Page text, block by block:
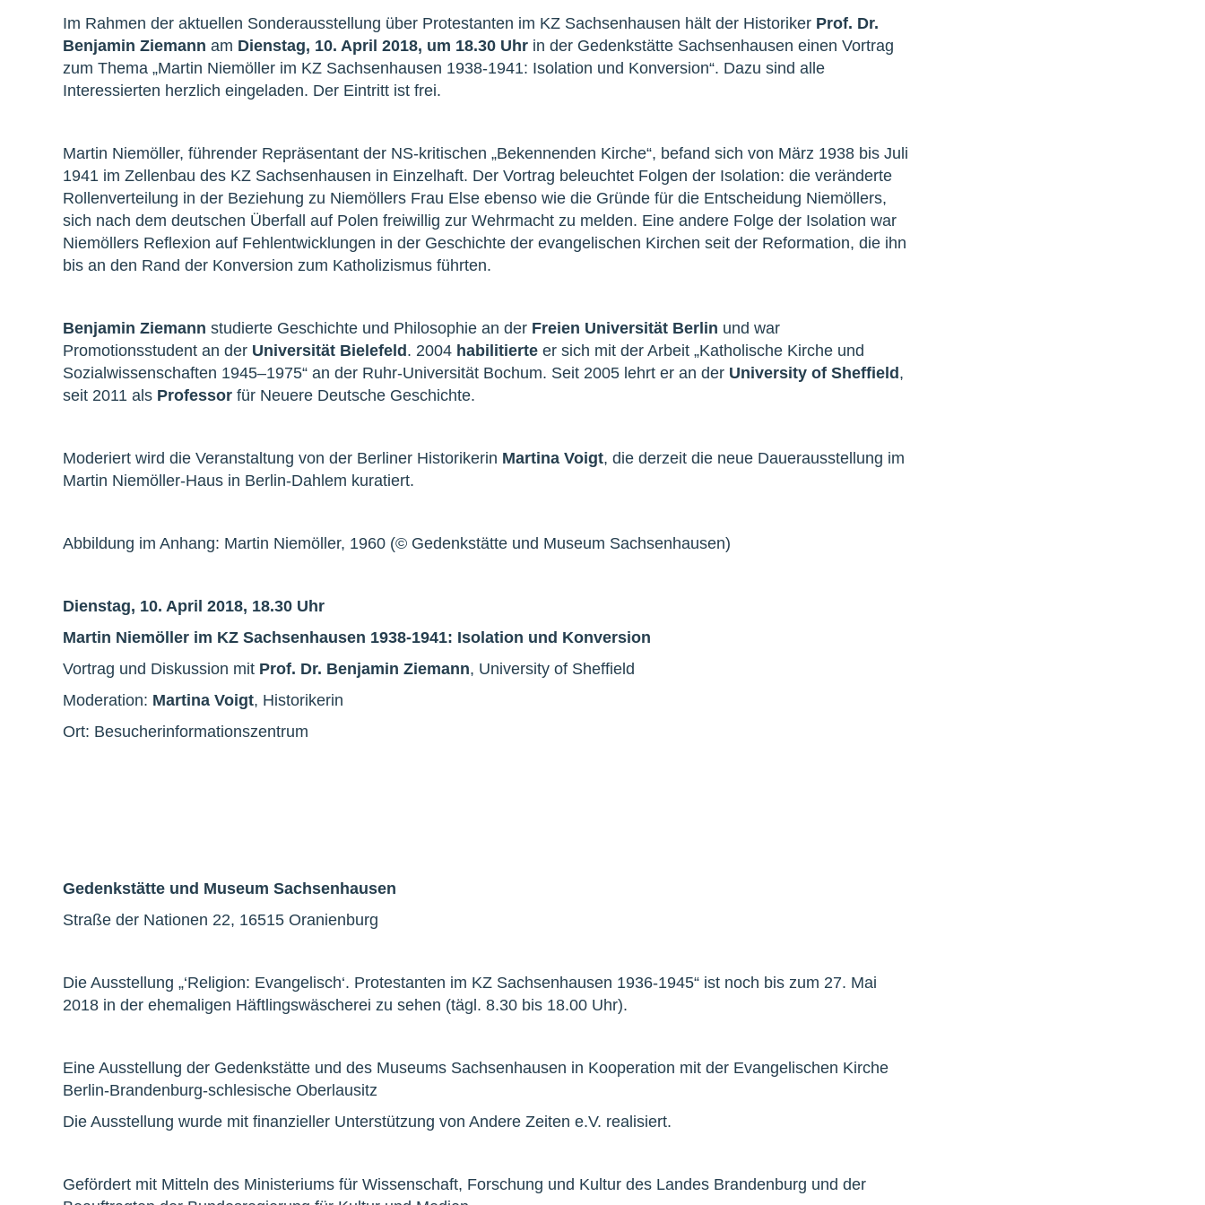
Im Rahmen der aktuellen Sonderausstellung über Protestanten im KZ Sachsenhausen hält der Historiker Prof. Dr.
Benjamin Ziemann am Dienstag, 10. April 2018, um 18.30 Uhr in der Gedenkstätte Sachsenhausen einen Vortrag
zum Thema „Martin Niemöller im KZ Sachsenhausen 1938-1941: Isolation und Konversion“. Dazu sind alle
Interessierten herzlich eingeladen. Der Eintritt ist frei.
Martin Niemöller, führender Repräsentant der NS-kritischen „Bekennenden Kirche“, befand sich von März 1938 bis Juli
1941 im Zellenbau des KZ Sachsenhausen in Einzelhaft. Der Vortrag beleuchtet Folgen der Isolation: die veränderte
Rollenverteilung in der Beziehung zu Niemöllers Frau Else ebenso wie die Gründe für die Entscheidung Niemöllers,
sich nach dem deutschen Überfall auf Polen freiwillig zur Wehrmacht zu melden. Eine andere Folge der Isolation war
Niemöllers Reflexion auf Fehlentwicklungen in der Geschichte der evangelischen Kirchen seit der Reformation, die ihn
bis an den Rand der Konversion zum Katholizismus führten.
Benjamin Ziemann studierte Geschichte und Philosophie an der Freien Universität Berlin und war
Promotionsstudent an der Universität Bielefeld. 2004 habilitierte er sich mit der Arbeit „Katholische Kirche und
Sozialwissenschaften 1945–1975“ an der Ruhr-Universität Bochum. Seit 2005 lehrt er an der University of Sheffield,
seit 2011 als Professor für Neuere Deutsche Geschichte.
Moderiert wird die Veranstaltung von der Berliner Historikerin Martina Voigt, die derzeit die neue Dauerausstellung im
Martin Niemöller-Haus in Berlin-Dahlem kuratiert.
Abbildung im Anhang: Martin Niemöller, 1960 (© Gedenkstätte und Museum Sachsenhausen)
Dienstag, 10. April 2018, 18.30 Uhr
Martin Niemöller im KZ Sachsenhausen 1938-1941: Isolation und Konversion
Vortrag und Diskussion mit Prof. Dr. Benjamin Ziemann, University of Sheffield
Moderation: Martina Voigt, Historikerin
Ort: Besucherinformationszentrum
Gedenkstätte und Museum Sachsenhausen
Straße der Nationen 22, 16515 Oranienburg
Die Ausstellung „‘Religion: Evangelisch‘. Protestanten im KZ Sachsenhausen 1936-1945“ ist noch bis zum 27. Mai
2018 in der ehemaligen Häftlingswäscherei zu sehen (tägl. 8.30 bis 18.00 Uhr).
Eine Ausstellung der Gedenkstätte und des Museums Sachsenhausen in Kooperation mit der Evangelischen Kirche
Berlin-Brandenburg-schlesische Oberlausitz
Die Ausstellung wurde mit finanzieller Unterstützung von Andere Zeiten e.V. realisiert.
Gefördert mit Mitteln des Ministeriums für Wissenschaft, Forschung und Kultur des Landes Brandenburg und der